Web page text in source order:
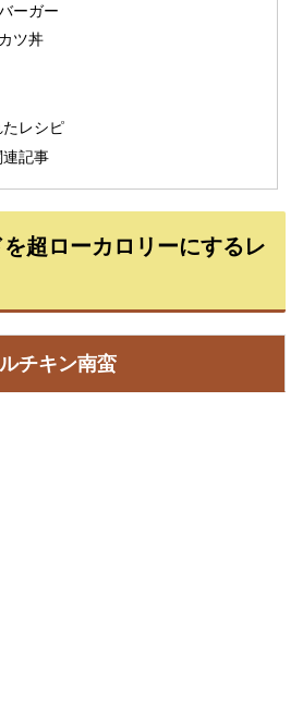
ーガー
ツ丼
レシピ
連記事
超ローカロリーにするレ
チキン南蛮